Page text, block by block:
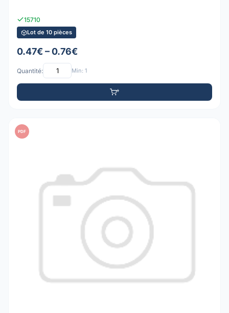
15710
Lot de 10 pièces
0.47€ – 0.76€
Quantité: Min: 1
PDF